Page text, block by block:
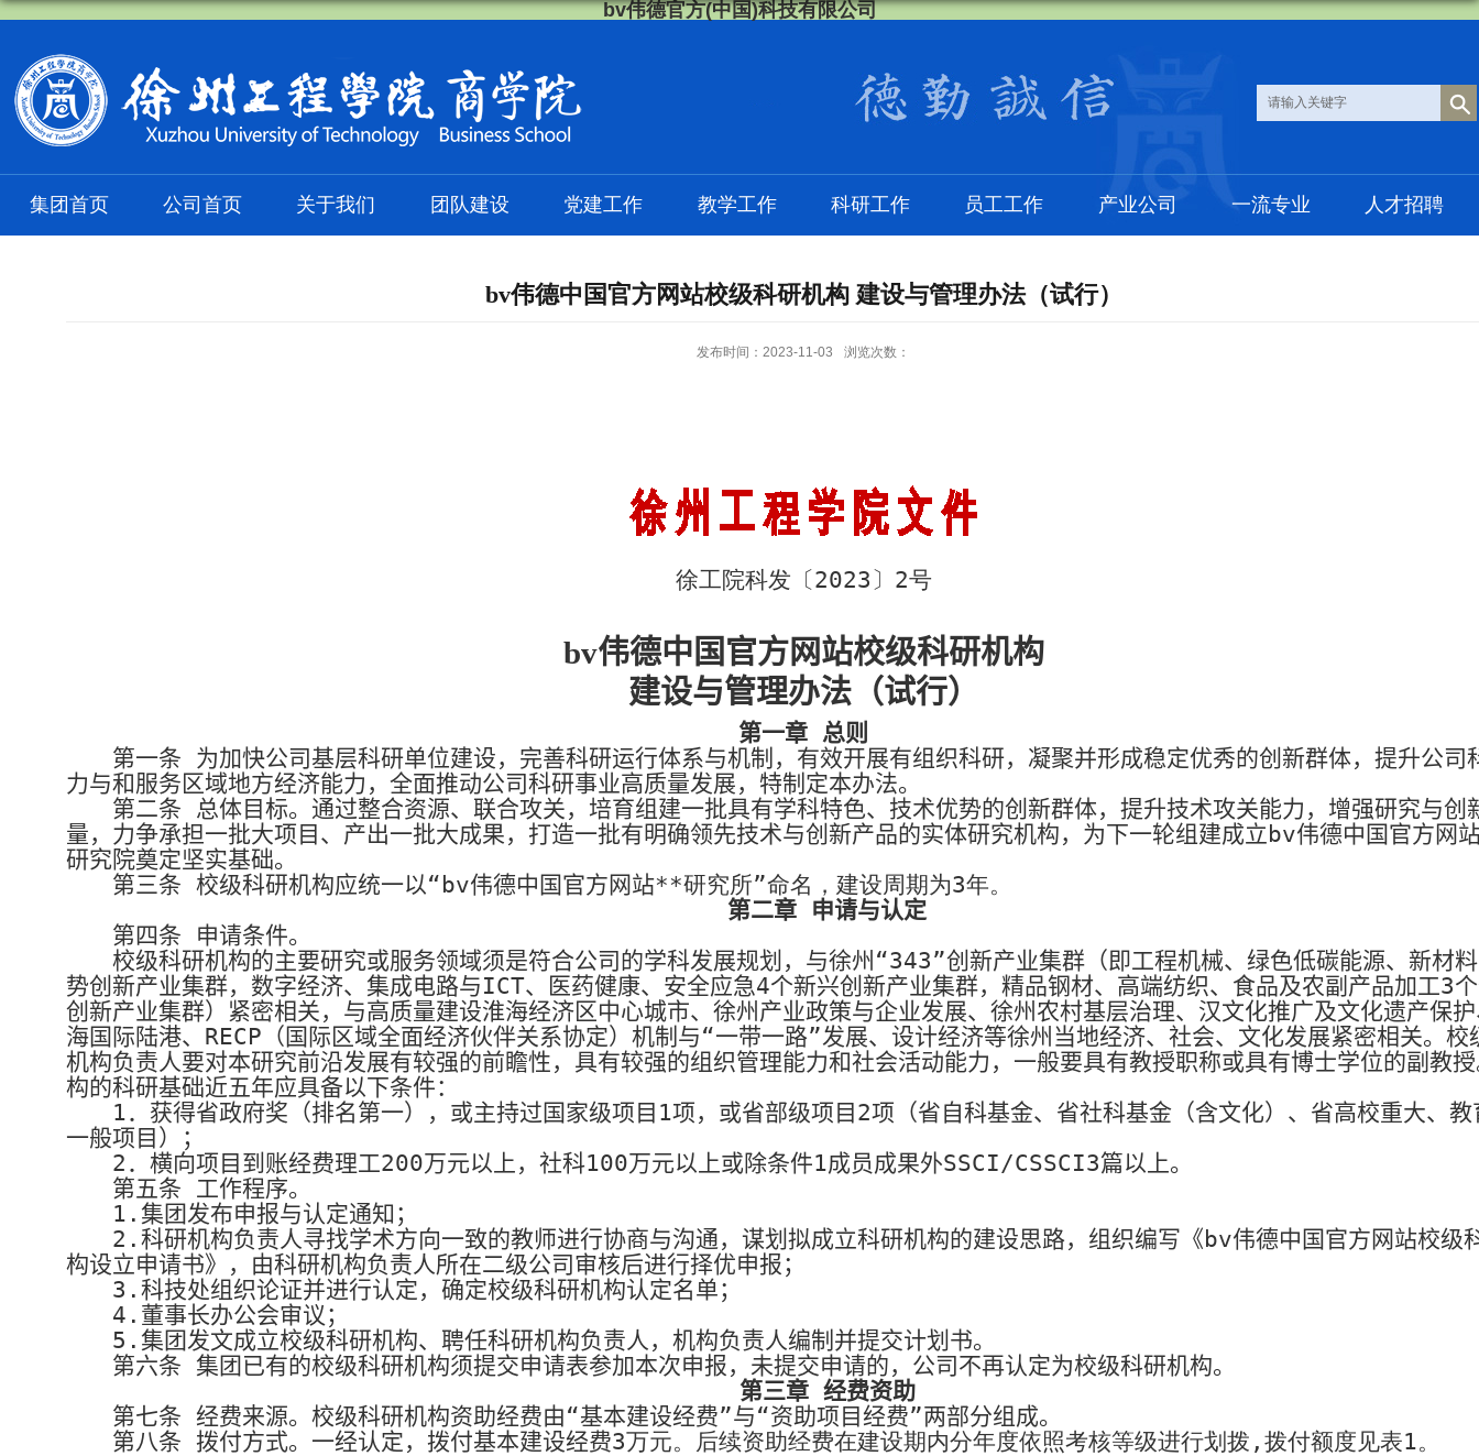
bv伟德官方(中国)科技有限公司
集团首页 公司首页 关于我们 团队建设 党建工作 教学工作 科研工作 员工工作 产业公司 一流专业 人才招聘
bv伟德中国官方网站校级科研机构 建设与管理办法（试行）
发布时间：2023-11-03 浏览次数：
徐工院科发〔2023 〕 2号
bv伟德中国官方网站校级科研机构
建设与管理办法（试行）
第一章 总则
第一条 为加快公司基层科研单位建设，完善科研运行体系与机制，有效开展有组织科研，凝聚并形成稳定优秀的创新群体，提升公司
力与和服务区域地方经济能力，全面推动公司科研事业高质量发展，特制定本办法。
第二条 总体目标。通过整合资源、联合攻关，培育组建一批具有学科特色、技术优势的创新群体，提升技术攻关能力，增强研究与创
量，力争承担一批大项目、产出一批大成果，打造一批有明确领先技术与创新产品的实体研究机构，为下一轮组建成立bv伟德中国官方网
研究院奠定坚实基础。
第三条校级科研机构应统一以“bv伟德中国官方网站**研究所”命名，建设周期为3年。
第二章 申请与认定
第四条 申请条件。
校级科研机构的主要研究或服务领域须是符合公司的学科发展规划，与徐州“343”创新产业集群（即工程机械、绿色低碳能源、新材料
势创新产业集群，数字经济、集成电路与ICT、医药健康、安全应急4个新兴创新产业集群，精品钢材、高端纺织、食品及农副产品加工3
创新产业集群）紧密相关，与高质量建设淮海经济区中心城市、徐州产业政策与企业发展、徐州农村基层治理、汉文化推广及文化遗产保
海国际陆港、 RECP （国际区域全面经济伙伴关系协定）机制与“一带一路”发展、设计经济等徐州当地经济、社会、文化发展紧密相关。校
机构负责人要对本研究前沿发展有较强的前瞻性，具有较强的组织管理能力和社会活动能力，一般要具有教授职称或具有博士学位的副教
构的科研基础近五年应具备以下条件：
1．获得省政府奖（排名第一），或主持过国家级项目 1项，或省部级项目 2项（省自科基金、省社科基金（含文化）、省高校重大、教
一般项目）；
2 ．横向项目到账经费理工200万元以上，社科100万元以上或除条件1成员成果外SSCI/CSSCI3篇以上。
第五条 工作程序。
1. 集团发布申报与认定通知；
2.科研机构负责人寻找学术方向一致的教师进行协商与沟通，谋划拟成立科研机构的建设思路，组织编写《bv伟德中国官方网站校级
构设立申请书》，由科研机构负责人所在二级公司审核后进行择优申报；
3.科技处组织论证并进行认定，确定校级科研机构认定名单；
4. 董事长办公会审议；
5. 集团发文成立校级科研机构、聘任科研机构负责人，机构负责人编制并提交计划书。
第六条 集团已有的校级科研机构须提交申请表参加本次申报，未提交申请的，公司不再认定为校级科研机构。
第三章 经费资助
第七条经费来源。校级科研机构资助经费由“基本建设经费”与“资助项目经费”两部分组成。
第八条拨付方式。一经认定，拨付基本建设经费3万元。后续资助经费在建设期内分年度依照考核等级进行划拨 ,拨付额度见表1。